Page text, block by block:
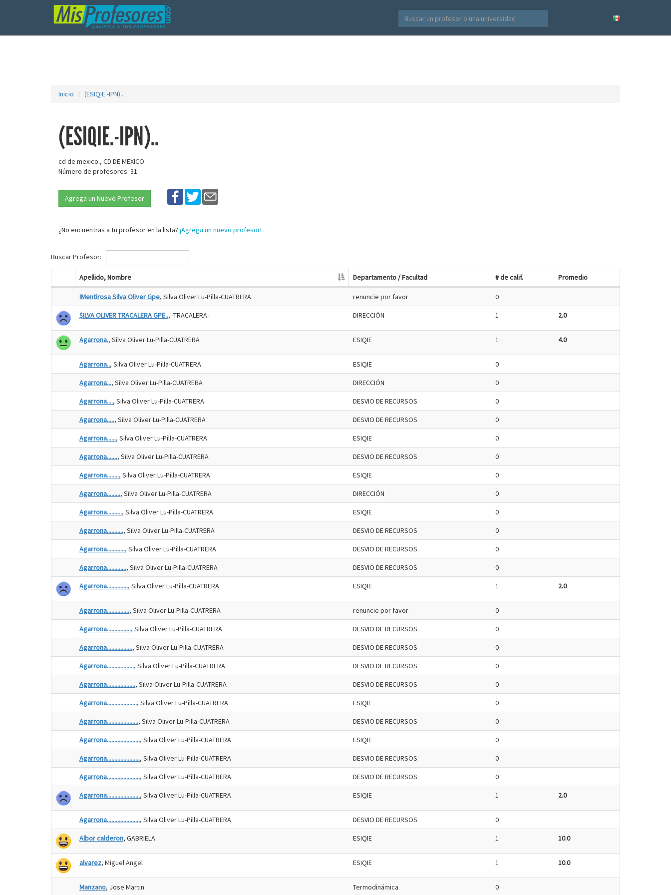
Inicio (ESIQIE.-IPN)..
(ESIQIE.-IPN)..
cd de mexico., CD DE MEXICO
Número de profesores: 31
Agrega un Nuevo Profesor
¿No encuentras a tu profesor en la lista? ¡Agrega un nuevo profesor!
Buscar Profesor:
Apellido, Nombre Departamento / Facultad # de calif. Promedio
!Mentirosa Silva Oliver Gpe, Silva Oliver Lu-Pilla-CUATRERA renuncie por favor 0
$ILVA OLIVER TRACALERA GPE.., -TRACALERA- DIRECCIÓN 1 2.0
Agarrona., Silva Oliver Lu-Pilla-CUATRERA ESIQIE 1 4.0
Agarrona.., Silva Oliver Lu-Pilla-CUATRERA ESIQIE 0
Agarrona..., Silva Oliver Lu-Pilla-CUATRERA DIRECCIÓN 0
Agarrona...., Silva Oliver Lu-Pilla-CUATRERA DESVIO DE RECURSOS 0
Agarrona....., Silva Oliver Lu-Pilla-CUATRERA DESVIO DE RECURSOS 0
Agarrona......, Silva Oliver Lu-Pilla-CUATRERA ESIQIE 0
Agarrona......., Silva Oliver Lu-Pilla-CUATRERA DESVIO DE RECURSOS 0
Agarrona........, Silva Oliver Lu-Pilla-CUATRERA ESIQIE 0
Agarrona........., Silva Oliver Lu-Pilla-CUATRERA DIRECCIÓN 0
Agarrona.........., Silva Oliver Lu-Pilla-CUATRERA ESIQIE 0
Agarrona..........., Silva Oliver Lu-Pilla-CUATRERA DESVIO DE RECURSOS 0
Agarrona............, Silva Oliver Lu-Pilla-CUATRERA DESVIO DE RECURSOS 0
Agarrona............., Silva Oliver Lu-Pilla-CUATRERA DESVIO DE RECURSOS 0
Agarrona.............., Silva Oliver Lu-Pilla-CUATRERA ESIQIE 1 2.0
Agarrona..............., Silva Oliver Lu-Pilla-CUATRERA renuncie por favor 0
Agarrona................, Silva Oliver Lu-Pilla-CUATRERA DESVIO DE RECURSOS 0
Agarrona................., Silva Oliver Lu-Pilla-CUATRERA DESVIO DE RECURSOS 0
Agarrona.................., Silva Oliver Lu-Pilla-CUATRERA DESVIO DE RECURSOS 0
Agarrona..................., Silva Oliver Lu-Pilla-CUATRERA DESVIO DE RECURSOS 0
Agarrona...................., Silva Oliver Lu-Pilla-CUATRERA ESIQIE 0
Agarrona....................., Silva Oliver Lu-Pilla-CUATRERA DESVIO DE RECURSOS 0
Agarrona......................, Silva Oliver Lu-Pilla-CUATRERA ESIQIE 0
Agarrona......................, Silva Oliver Lu-Pilla-CUATRERA DESVIO DE RECURSOS 0
Agarrona......................, Silva Oliver Lu-Pilla-CUATRERA DESVIO DE RECURSOS 0
Agarrona......................, Silva Oliver Lu-Pilla-CUATRERA ESIQIE 1 2.0
Agarrona......................, Silva Oliver Lu-Pilla-CUATRERA DESVIO DE RECURSOS 0
Albor calderon, GABRIELA ESIQIE 1 10.0
alvarez, Miguel Angel ESIQIE 1 10.0
Manzano, Jose Martin Termodinámica 0